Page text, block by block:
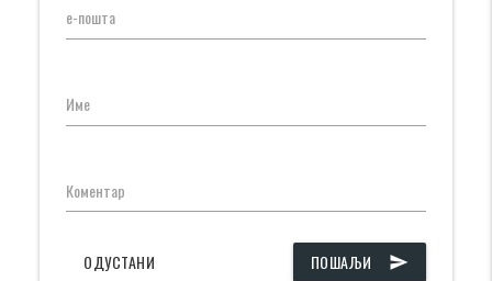
е-пошта
Име
Коментар
ПОШАЉИ send
ОДУСТАНИ